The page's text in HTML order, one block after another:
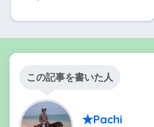
この記事を書いた人
★Pachi